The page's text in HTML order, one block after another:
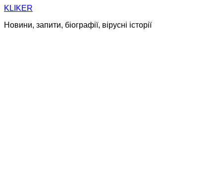
Skip
content
KLIKER
Новини, запити, біографії, вірусні історії